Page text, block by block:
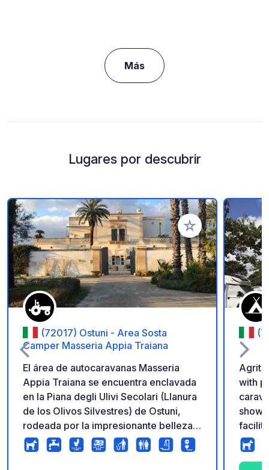
Más
Lugares por descubrir
Añadir a tus
(72017) Ostuni - Area Sosta
Camper Masseria Appia Traiana
El área de autocaravanas Masseria
Appia Traiana se encuentra enclavada
en la Piana degli Ulivi Secolari (Llanura
de los Olivos Silvestres) de Ostuni,
rodeada por la impresionante belleza
del paisaje de Salento. Un lugar
tranquilo y acogedor, ideal para
with
is a